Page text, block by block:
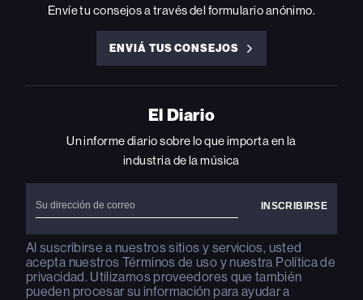
Envíe tu consejos a través del formulario anónimo.
ENVIÁ TUS CONSEJOS
ENVIÁ
CONSEJOS
El Diario
Un informe diario sobre lo que importa en la
industria de la música
Al suscribirse a nuestros sitios y servicios, usted
acepta nuestros Términos de uso y nuestra Política de
privacidad. Utilizamos proveedores que también
pueden procesar su información para ayudar a